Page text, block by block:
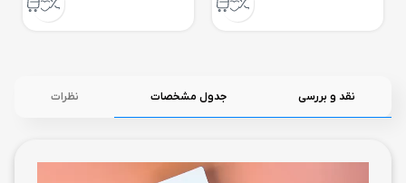
نقد و بررسی جدول مشخصات نظرات